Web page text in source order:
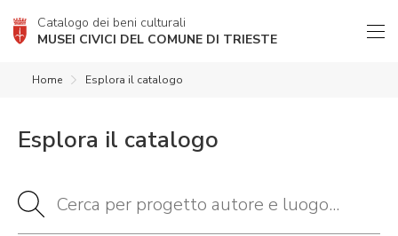
Catalogo dei beni culturali
MUSEI CIVICI DEL COMUNE DI TRIESTE
Home Esplora il catalogo
Esplora il catalogo